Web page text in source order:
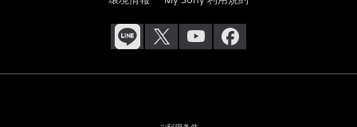
採用情報 特約店のご案内
ニュースリリース